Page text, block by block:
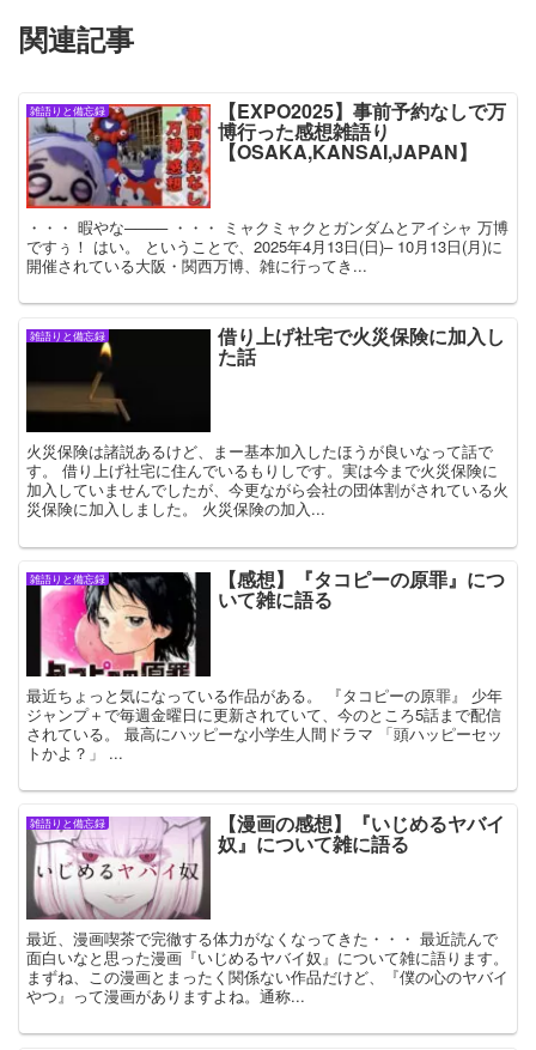
関連記事
雑語りと備忘録 【EXPO2025】事前予約なしで万
博行った感想雑語り
【OSAKA,KANSAI,JAPAN】
・・・ 暇やな──── ・・・ ミャクミャクとガンダムとアイシャ 万博
ですぅ！ はい。 ということで、2025年4月13日(日)– 10月13日(月)に
開催されている大阪・関西万博、雑に行ってき...
雑語りと備忘録 借り上げ社宅で火災保険に加入し
た話
火災保険は諸説あるけど、まー基本加入したほうが良いなって話で
す。 借り上げ社宅に住んでいるもりしです。実は今まで火災保険に
加入していませんでしたが、今更ながら会社の団体割がされている火
災保険に加入しました。 火災保険の加入...
雑語りと備忘録 【感想】『タコピーの原罪』につ
いて雑に語る
最近ちょっと気になっている作品がある。 『タコピーの原罪』 少年
ジャンプ＋で毎週金曜日に更新されていて、今のところ5話まで配信
されている。 最高にハッピーな小学生人間ドラマ 「頭ハッピーセッ
トかよ？」 ...
雑語りと備忘録 【漫画の感想】『いじめるヤバイ
奴』について雑に語る
最近、漫画喫茶で完徹する体力がなくなってきた・・・ 最近読んで
面白いなと思った漫画『いじめるヤバイ奴』について雑に語ります。
まずね、この漫画とまったく関係ない作品だけど、『僕の心のヤバイ
やつ』って漫画がありますよね。通称...